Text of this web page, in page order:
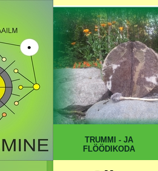
TRUMMI - JA
FLÖÖDIKODA